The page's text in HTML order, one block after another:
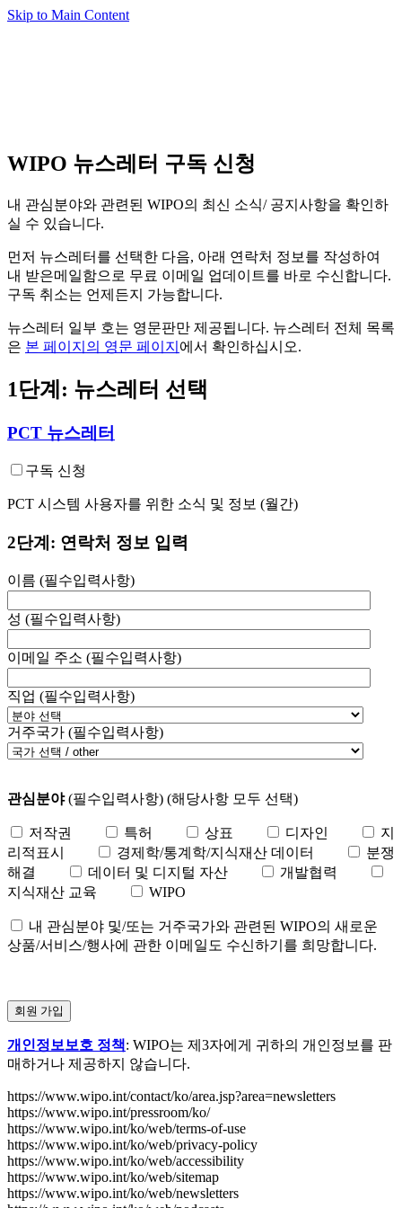
Skip to Main Content
WIPO 뉴스레터 구독 신청
내 관심분야와 관련된 WIPO의 최신 소식/ 공지사항을 확인하
실 수 있습니다.
먼저 뉴스레터를 선택한 다음, 아래 연락처 정보를 작성하여
내 받은메일함으로 무료 이메일 업데이트를 바로 수신합니다.
구독 취소는 언제든지 가능합니다.
뉴스레터 일부 호는 영문판만 제공됩니다. 뉴스레터 전체 목록
은 본 페이지의 영문 페이지 에서 확인하십시오.
1단계: 뉴스레터 선택
PCT 뉴스레터
구독 신청
PCT 시스템 사용자를 위한 소식 및 정보 (월간)
2단계: 연락처 정보 입력
이름 (필수입력사항)
성 (필수입력사항)
이메일 주소 (필수입력사항)
직업 (필수입력사항)
거주국가 (필수입력사항)
관심분야(필수입력사항) (해당사항 모두 선택)
저작권 특허 상표 디자인
지
리적표시
경제학/통계학/지식재산 데이터
분쟁
해결
데이터 및 디지털 자산
개발협력
지식재산 교육
WIPO
내 관심분야 및/또는 거주국가와 관련된 WIPO의 새로운
상품/서비스/행사에 관한 이메일도 수신하기를 희망합니다.
개인정보보호 정책: WIPO는 제3자에게 귀하의 개인정보를 판
매하거나 제공하지 않습니다.
https://www.wipo.int/contact/ko/area.jsp?area=newsletters
https://www.wipo.int/pressroom/ko/
https://www.wipo.int/ko/web/terms-of-use
https://www.wipo.int/ko/web/privacy-policy
https://www.wipo.int/ko/web/accessibility
https://www.wipo.int/ko/web/sitemap
https://www.wipo.int/ko/web/newsletters